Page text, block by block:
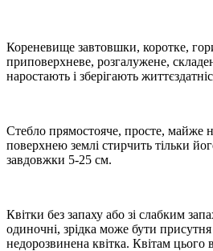
Кореневище завтовшки, коротке,
приповерхневе, розгалужене,
наростають і зберігають
Стебло прямостояче, просте, майже
поверхнею землі стирчить тільки
завдовжки 5-25 см.
Квітки без запаху або зі слабким
одиночні, зрідка може бути
недорозвинена квітка. Квітам цього